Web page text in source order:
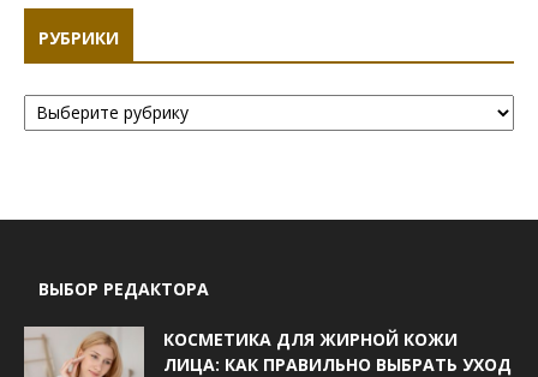
РУБРИКИ
Рубрики
ВЫБОР РЕДАКТОРА
КОСМЕТИКА ДЛЯ ЖИРНОЙ КОЖИ
ЛИЦА: КАК ПРАВИЛЬНО ВЫБРАТЬ УХОД